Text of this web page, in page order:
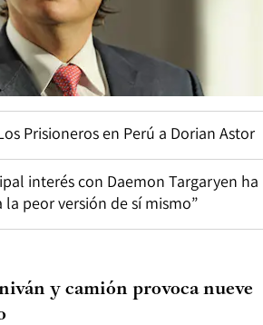
Prisioneros en Perú a Dorian Astor
interés con Daemon Targaryen ha
peor versión de sí mismo”
y camión provoca nueve